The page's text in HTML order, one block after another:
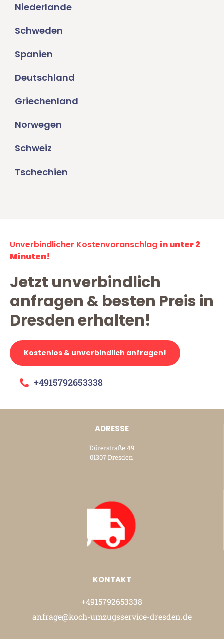
Niederlande
Schweden
Spanien
Deutschland
Griechenland
Norwegen
Schweiz
Tschechien
Unverbindlicher Kostenvoranschlag in unter 2
Minuten!
Jetzt unverbindlich
anfragen & besten Preis in
Dresden erhalten!
Kostenlos & unverbindlich anfragen!
+4915792653338
ADRESSE
Dürerstraße 49
01307 Dresden
KONTAKT
+4915792653338
anfrage@koch-umzugsservice-dresden.de